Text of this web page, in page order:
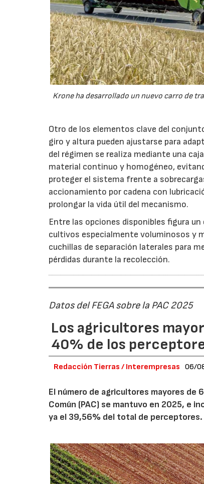
Krone ha desarrollado un nuevo carro de
Otro de los elementos clave del
giro y altura pueden ajustarse para
del régimen se realiza mediante una
material continuo y homogéneo,
proteger el sistema frente a
accionamiento por cadena con
prolongar la vida útil del mecanismo.
Entre las opciones disponibles figura
cultivos especialmente voluminosos y
cuchillas de separación laterales para
pérdidas durante la recolección.
Datos del FEGA sobre la PAC 2025
Los agricultores
40% de los
Redacción Tierras / Interempresas 06/
El número de agricultores mayores de
Común (PAC) se mantuvo en 2025, e
ya el 39,56% del total de perceptores.